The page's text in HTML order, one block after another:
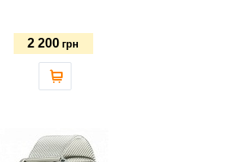
2 200 грн